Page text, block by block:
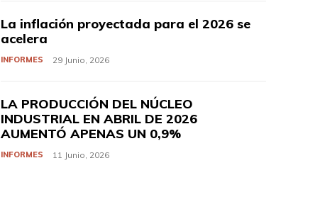
La inflación proyectada para el 2026 se
acelera
INFORMES 29 Junio, 2026
LA PRODUCCIÓN DEL NÚCLEO
INDUSTRIAL EN ABRIL DE 2026
AUMENTÓ APENAS UN 0,9%
INFORMES 11 Junio, 2026